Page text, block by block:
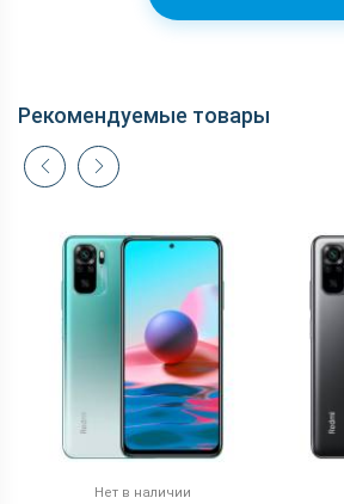
Рекомендуемые товары
Нет в наличии